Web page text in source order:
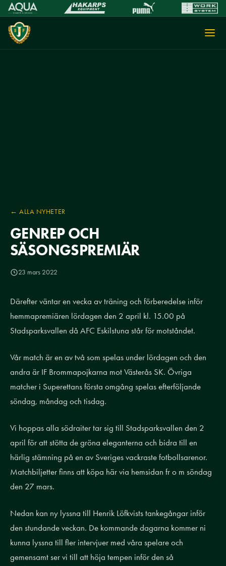
← ALLA NYHETER
GENREP OCH
SÄSONGSPREMIÄR
23 mars 2022
Därefter väntar en vecka av träning och förberedelse inför
hemmapremiären lördagen den 2 april kl. 15.00 på
Stadsparksvallen då AFC Eskilstuna står för motståndet.
Vår match är en av två som spelas under lördagen och den
andra är IF Brommapojkarna mot Västerås SK. Övriga
matcher i Superettans första omgång spelas efterföljande
söndag, måndag och tisdag.
Vi hoppas alla södraiter tar sig till Stadsparksvallen den 2
april för att stötta de gröna eleganterna och bidra till en
härlig stämning på en av Sveriges vackraste fotbollsarenor.
Matchbiljetter finns att köpa här via hemsidan fr o m söndag
den 27 mars.
Nedan kan ny lyssna till Henrik Löfkvists tankegångar inför
den stundande veckan. De kommande dagarna kommer ni
kunna lyssna till fler intervjuer med våra spelare och
gemensamt ser vi till att höja tempen inför den så